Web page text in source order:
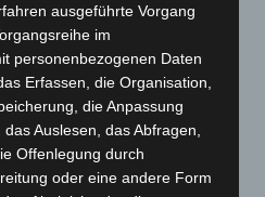
Aktion
werden
ausgeführte Vorgang
im
personenbezogenen Daten
Erfassen, die Organisation,
die Anpassung
Auslesen, das Abfragen,
Offenlegung durch
oder eine andere Form